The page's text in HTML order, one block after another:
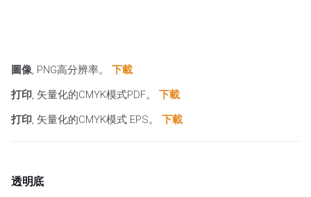
圖像, PNG高分辨率。
下載
打印, 矢量化的CMYK模式PDF。 下載
打印, 矢量化的CMYK模式 EPS。 下載
透明底